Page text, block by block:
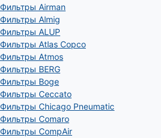
Фильтры Airman
Фильтры Almig
Фильтры ALUP
Фильтры Atlas Copco
Фильтры Atmos
Фильтры BERG
Фильтры Boge
Фильтры Ceccato
Фильтры Chicago Pneumatic
Фильтры Comaro
Фильтры CompAir